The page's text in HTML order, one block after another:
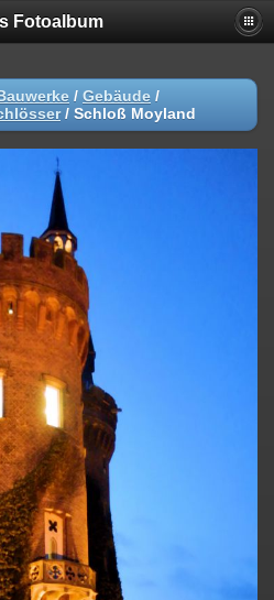
Fotoalbum
/ Gebäude /
/ Schloß Moyland